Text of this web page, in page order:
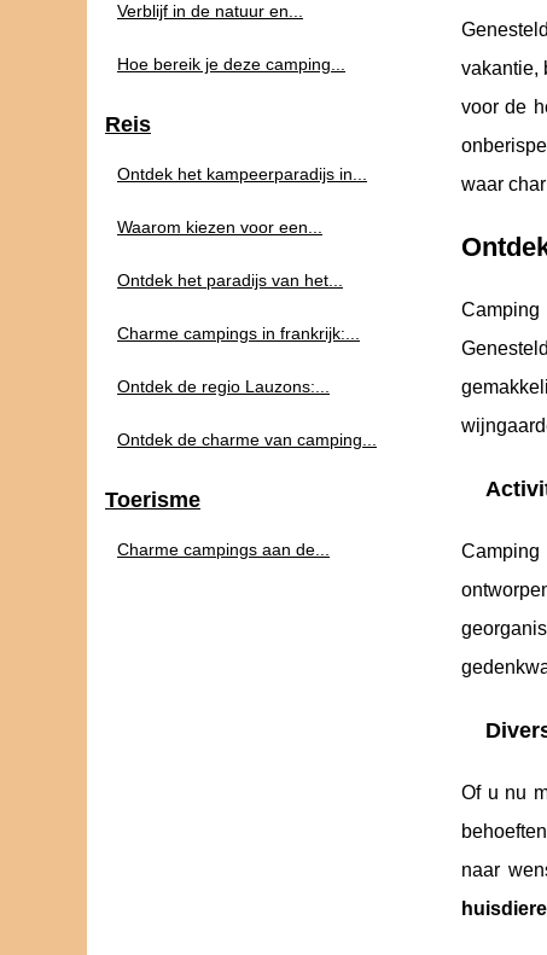
vakantie,
voor de
waar
Camping
Camping
Of u nu
naar
Verblijf in de natuur en...
Hoe bereik je deze camping...
Reis
Ontdek het kampeerparadijs in...
Waarom kiezen voor een...
Ontdek het paradijs van het...
Charme campings in frankrijk:...
Ontdek de regio Lauzons:...
Ontdek de charme van camping...
Toerisme
Charme campings aan de...